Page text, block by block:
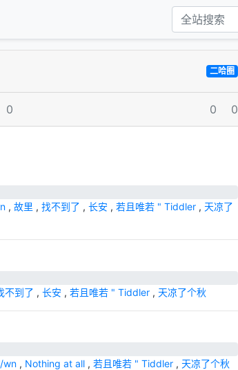
二哈圈
0 0 0
, 故里 , 找不到了 , 长安 , 若且唯若 " Tiddler , 天凉了
不到了 , 长安 , 若且唯若 " Tiddler , 天凉了个秋
wn , Nothing at all , 若且唯若 " Tiddler , 天凉了个秋